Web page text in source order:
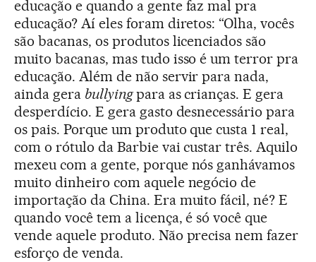
educação e quando a gente faz mal pra
educação? Aí eles foram diretos: “Olha, vocês
são bacanas, os produtos licenciados são
muito bacanas, mas tudo isso é um terror pra
educação. Além de não servir para nada,
ainda gera bullyingpara as crianças. E gera
desperdício. E gera gasto desnecessário para
os pais. Porque um produto que custa 1 real,
com o rótulo da Barbie vai custar três. Aquilo
mexeu com a gente, porque nós ganhávamos
muito dinheiro com aquele negócio de
importação da China. Era muito fácil, né? E
quando você tem a licença, é só você que
vende aquele produto. Não precisa nem fazer
esforço de venda.